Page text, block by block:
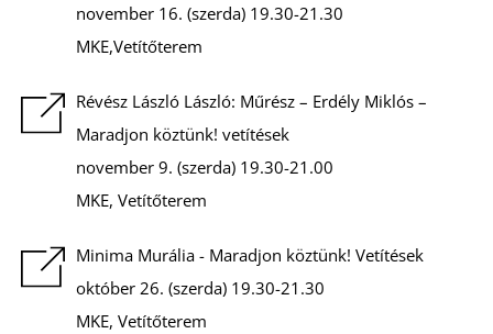
november 16. (szerda) 19.30-21.30
MKE,Vetítőterem
Révész László László: Műrész – Erdély Miklós –
Maradjon köztünk! vetítések
november 9. (szerda) 19.30-21.00
MKE, Vetítőterem
Minima Murália - Maradjon köztünk! Vetítések
október 26. (szerda) 19.30-21.30
MKE, Vetítőterem